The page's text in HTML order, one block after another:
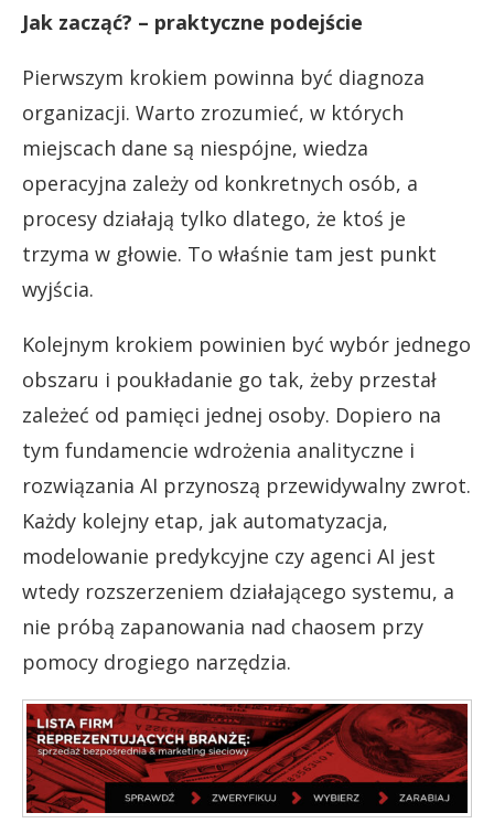
Jak zacząć? – praktyczne podejście
Pierwszym krokiem powinna być diagnoza
organizacji. Warto zrozumieć, w których
miejscach dane są niespójne, wiedza
operacyjna zależy od konkretnych osób, a
procesy działają tylko dlatego, że ktoś je
trzyma w głowie. To właśnie tam jest punkt
wyjścia.
Kolejnym krokiem powinien być wybór jednego
obszaru i poukładanie go tak, żeby przestał
zależeć od pamięci jednej osoby. Dopiero na
tym fundamencie wdrożenia analityczne i
rozwiązania AI przynoszą przewidywalny zwrot.
Każdy kolejny etap, jak automatyzacja,
modelowanie predykcyjne czy agenci AI jest
wtedy rozszerzeniem działającego systemu, a
nie próbą zapanowania nad chaosem przy
pomocy drogiego narzędzia.